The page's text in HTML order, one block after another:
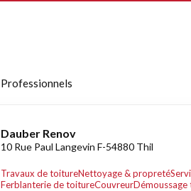
Professionnels
Dauber Renov
10 Rue Paul Langevin F-54880 Thil
Travaux de toitureNettoyage & propreté
Ferblanterie de toitureCouvreur